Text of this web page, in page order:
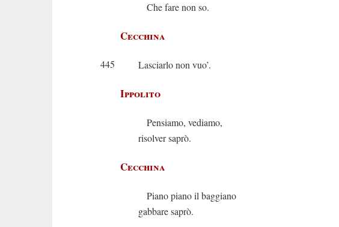
Che fare non so.
Cecchina
445 Lasciarlo non vuo’.
Ippolito
Pensiamo, vediamo,
risolver saprò.
Cecchina
Piano piano il baggiano
gabbare saprò.